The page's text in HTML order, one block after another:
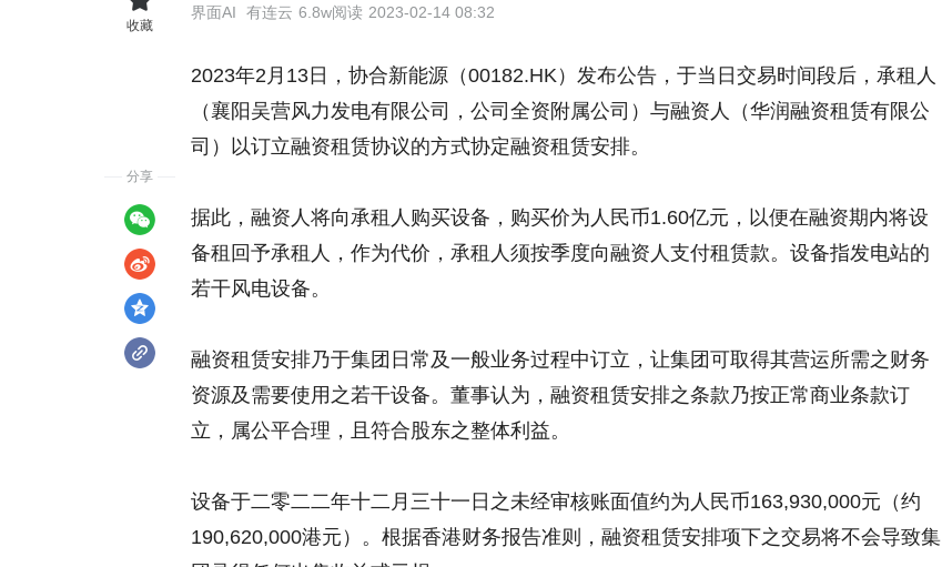
界面AI 有连云 6.8w阅读 2023-02-14 08:32
2023年2月13日，协合新能源（00182.HK）发布公告，于当日交易时间段后，承租人
（襄阳吴营风力发电有限公司，公司全资附属公司）与融资人（华润融资租赁有限公
司）以订立融资租赁协议的方式协定融资租赁安排。
据此，融资人将向承租人购买设备，购买价为人民币1.60亿元，以便在融资期内将设
备租回予承租人，作为代价，承租人须按季度向融资人支付租赁款。设备指发电站的
若干风电设备。
融资租赁安排乃于集团日常及一般业务过程中订立，让集团可取得其营运所需之财务
资源及需要使用之若干设备。董事认为，融资租赁安排之条款乃按正常商业条款订
立，属公平合理，且符合股东之整体利益。
设备于二零二二年十二月三十一日之未经审核账面值约为人民币163,930,000元（约
190,620,000港元）。根据香港财务报告准则，融资租赁安排项下之交易将不会导致集
收藏
分享